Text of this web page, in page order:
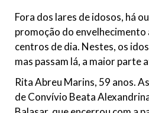
Fora dos lares de idosos, há
promoção do envelhecimento
centros de dia. Nestes, os
mas passam lá, a maior parte
Rita Abreu Marins, 59 anos.
de Convívio Beata